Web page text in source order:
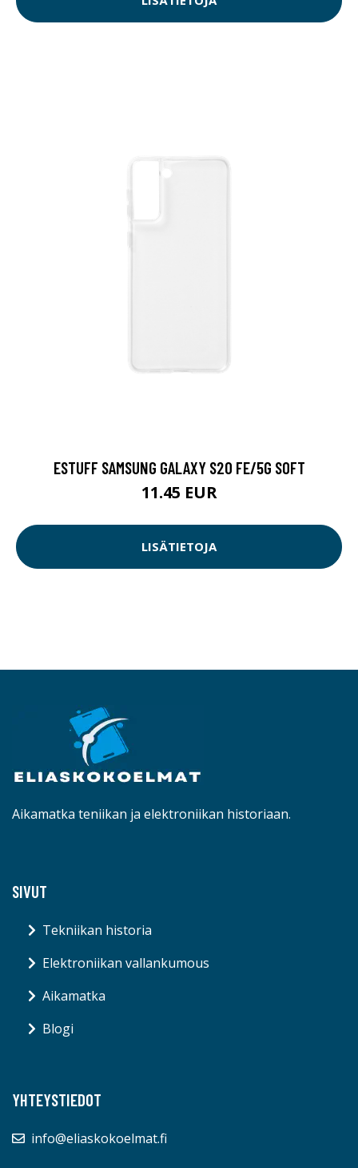
ESTUFF SAMSUNG GALAXY S20 FE/5G SOFT
11.45 EUR
LISÄTIETOJA
Aikamatka teniikan ja elektroniikan historiaan.
SIVUT
Tekniikan historia
Elektroniikan vallankumous
Aikamatka
Blogi
YHTEYSTIEDOT
info@eliaskokoelmat.fi